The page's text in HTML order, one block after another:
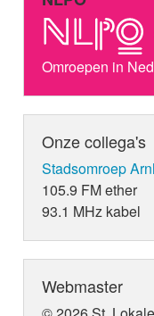
Omroepen in
Onze collega's
Stadsomroep
105.9 FM ether
93.1 MHz kabel
Webmaster